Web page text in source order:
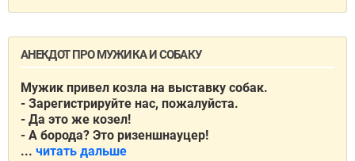
АНЕКДОТ ПРО МУЖИКА И СОБАКУ
Мужик привел козла на выставку собак.
- Зарегистрируйте нас, пожалуйста.
- Да это же козел!
- А борода? Это ризеншнауцер!
... читать дальше